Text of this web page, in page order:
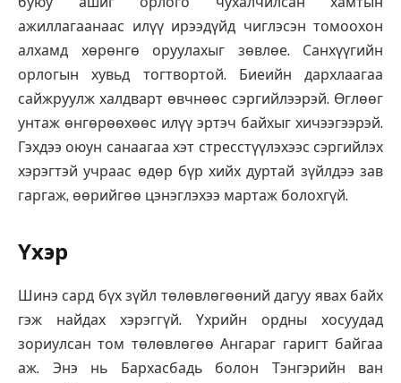
ажиллагаанаас илүү ирээдүйд чиглэсэн томоохон
алхамд хөрөнгө оруулахыг зөвлөе. Санхүүгийн
орлогын хувьд тогтвортой. Биеийн дархлаагаа
сайжруулж халдварт өвчнөөс сэргийлээрэй. Өглөөг
унтаж өнгөрөөхөөс илүү эртэч байхыг хичээгээрэй.
Гэхдээ оюун санаагаа хэт стресстүүлэхээс сэргийлэх
хэрэгтэй учраас өдөр бүр хийх дуртай зүйлдээ зав
гаргаж, өөрийгөө цэнэглэхээ мартаж болохгүй.
Үхэр
Шинэ сард бүх зүйл төлөвлөгөөний дагуу явах байх
гэж найдах хэрэггүй. Үхрийн ордны хосуудад
зориулсан том төлөвлөгөө Ангараг гаригт байгаа
аж. Энэ нь Бархасбадь болон Тэнгэрийн ван